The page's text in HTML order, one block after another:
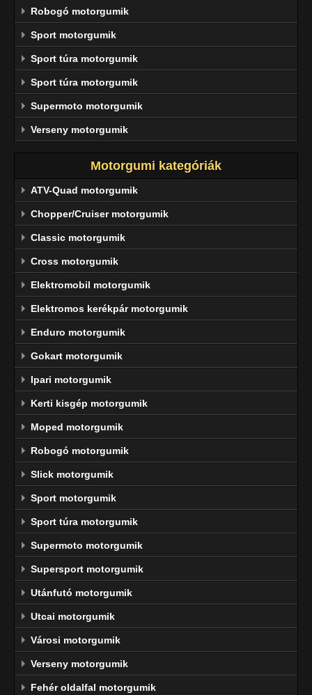
Robogó motorgumik
Sport motorgumik
Sport túra motorgumik
Sport túra motorgumik
Supermoto motorgumik
Verseny motorgumik
Motorgumi kategóriák
ATV-Quad motorgumik
Chopper/Cruiser motorgumik
Classic motorgumik
Cross motorgumik
Elektromobil motorgumik
Elektromos kerékpár motorgumik
Enduro motorgumik
Gokart motorgumik
Ipari motorgumik
Kerti kisgép motorgumik
Moped motorgumik
Robogó motorgumik
Slick motorgumik
Sport motorgumik
Sport túra motorgumik
Supermoto motorgumik
Supersport motorgumik
Utánfutó motorgumik
Utcai motorgumik
Városi motorgumik
Verseny motorgumik
Fehér oldalfal motorgumik